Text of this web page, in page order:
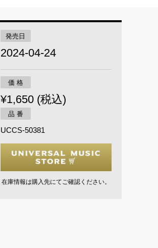
発売日
2024-04-24
価 格
¥1,650 (税込)
品 番
UCCS-50381
在庫情報は購入先にてご確認ください。